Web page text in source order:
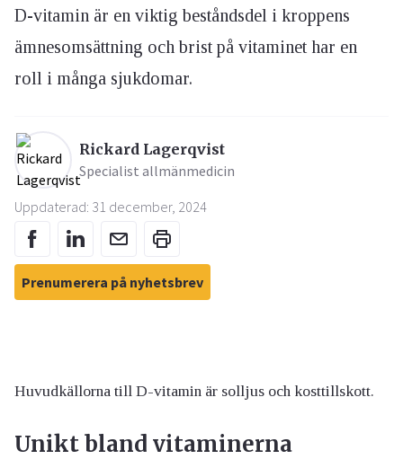
D-vitamin är en viktig beståndsdel i kroppens
ämnesomsättning och brist på vitaminet har en
roll i många sjukdomar.
Rickard Lagerqvist
Specialist allmänmedicin
Uppdaterad: 31 december, 2024
Prenumerera på nyhetsbrev
Huvudkällorna till D-vitamin är solljus och kosttillskott.
Unikt bland vitaminerna